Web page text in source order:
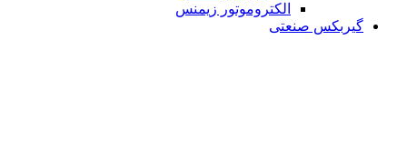
الکتروموتور زیمنس
گیربکس صنعتی